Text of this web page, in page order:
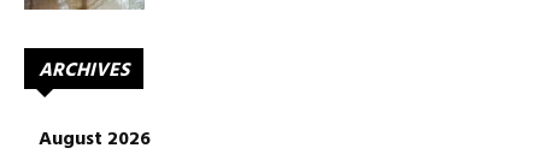
ARCHIVES
August 2026